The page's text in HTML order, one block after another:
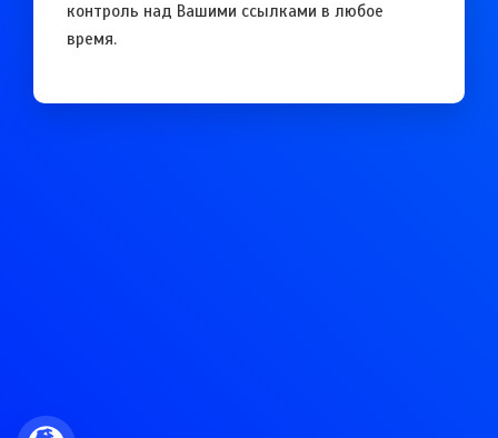
контроль над Вашими ссылками в любое
время.